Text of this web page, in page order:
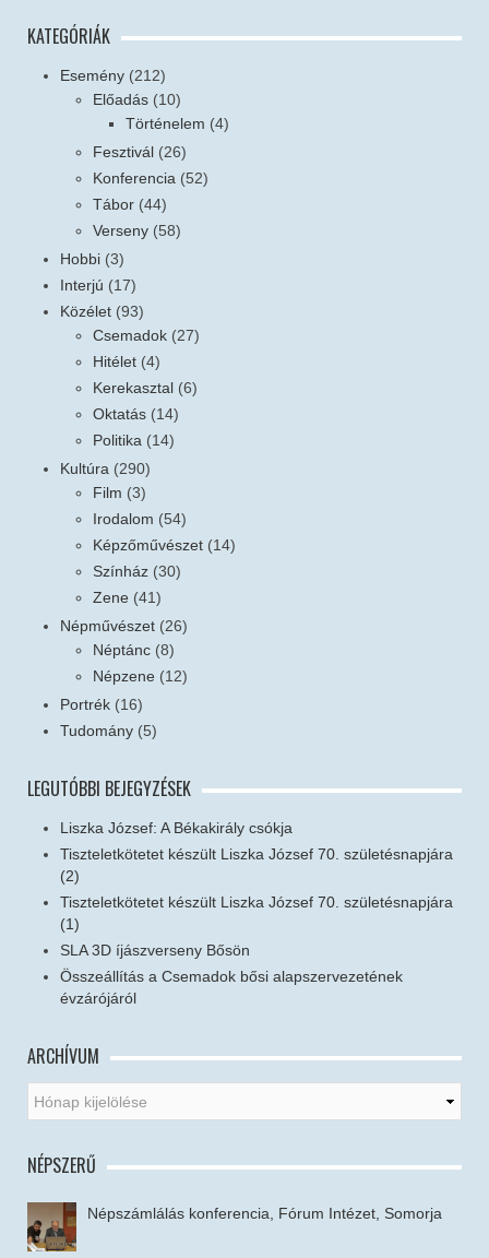
KATEGÓRIÁK
Esemény (212)
Előadás (10)
Történelem (4)
Fesztivál (26)
Konferencia (52)
Tábor (44)
Verseny (58)
Hobbi (3)
Interjú (17)
Közélet (93)
Csemadok (27)
Hitélet (4)
Kerekasztal (6)
Oktatás (14)
Politika (14)
Kultúra (290)
Film (3)
Irodalom (54)
Képzőművészet (14)
Színház (30)
Zene (41)
Népművészet (26)
Néptánc (8)
Népzene (12)
Portrék (16)
Tudomány (5)
LEGUTÓBBI BEJEGYZÉSEK
Liszka József: A Békakirály csókja
Tiszteletkötetet készült Liszka József 70. születésnapjára
(2)
Tiszteletkötetet készült Liszka József 70. születésnapjára
(1)
SLA 3D íjászverseny Bősön
Összeállítás a Csemadok bősi alapszervezetének
évzárójáról
ARCHÍVUM
NÉPSZERŰ
Népszámlálás konferencia, Fórum Intézet, Somorja